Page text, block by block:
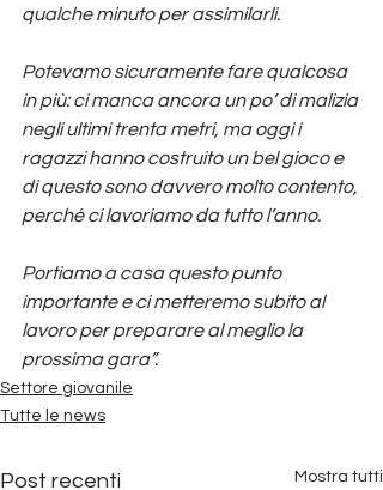
qualche minuto per assimilarli.
Potevamo sicuramente fare qualcosa
in più: ci manca ancora un po’ di malizia
negli ultimi trenta metri, ma oggi i
ragazzi hanno costruito un bel gioco e
di questo sono davvero molto contento,
perché ci lavoriamo da tutto l’anno.
Portiamo a casa questo punto
importante e ci metteremo subito al
lavoro per preparare al meglio la
prossima gara”.
Settore giovanile
Tutte le news
Post recenti Mostra tutti